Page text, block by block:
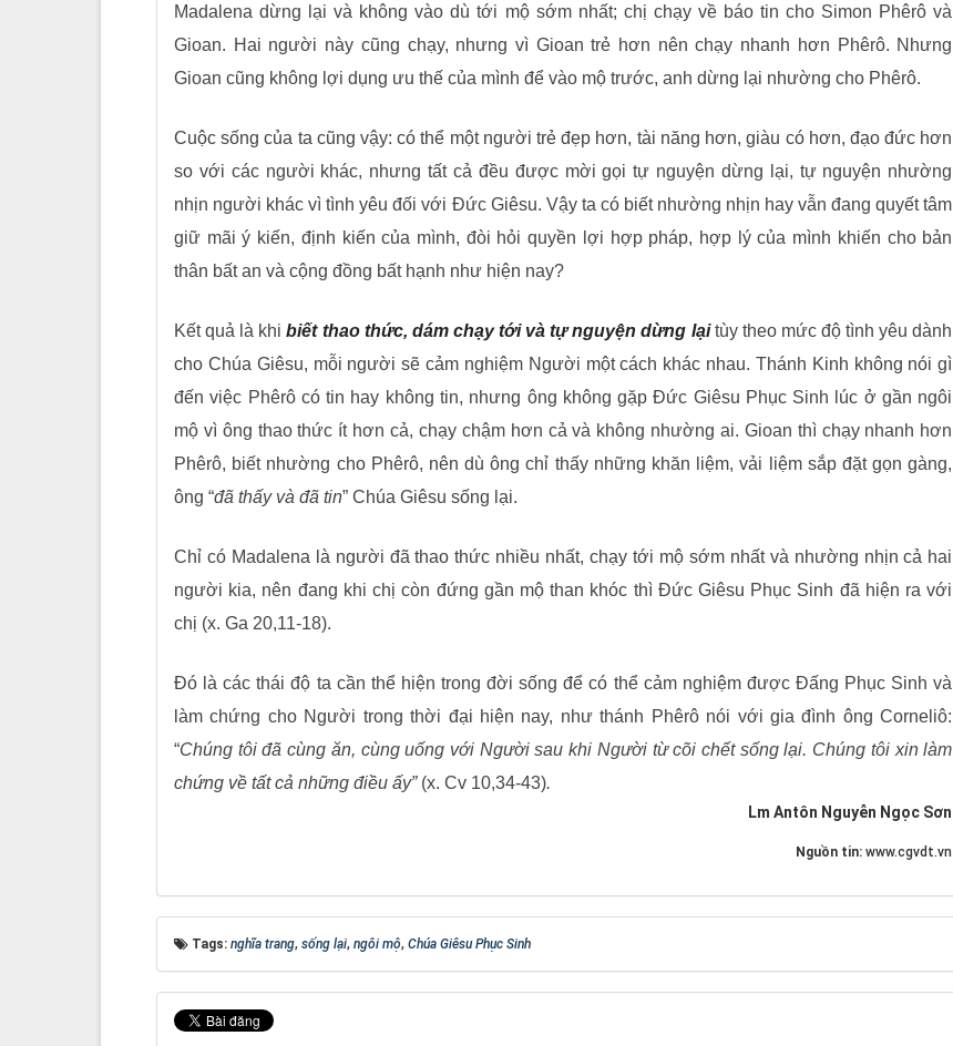
Madalena dừng lại và không vào dù tới mộ sớm nhất; chị chạy về báo tin cho Simon Phêrô và
Gioan. Hai người này cũng chạy, nhưng vì Gioan trẻ hơn nên chạy nhanh hơn Phêrô. Nhưng
Gioan cũng không lợi dụng ưu thế của mình để vào mộ trước, anh dừng lại nhường cho Phêrô.
Cuộc sống của ta cũng vậy: có thể một người trẻ đẹp hơn, tài năng hơn, giàu có hơn, đạo đức hơn
so với các người khác, nhưng tất cả đều được mời gọi tự nguyện dừng lại, tự nguyện nhường
nhịn người khác vì tình yêu đối với Đức Giêsu. Vậy ta có biết nhường nhịn hay vẫn đang quyết tâm
giữ mãi ý kiến, định kiến của mình, đòi hỏi quyền lợi hợp pháp, hợp lý của mình khiến cho bản
thân bất an và cộng đồng bất hạnh như hiện nay?
Kết quả là khibiết thao thức, dám chạy tới và tự nguyện dừng lạitùy theo mức độ tình yêu dành
cho Chúa Giêsu, mỗi người sẽ cảm nghiệm Người một cách khác nhau. Thánh Kinh không nói gì
đến việc Phêrô có tin hay không tin, nhưng ông không gặp Đức Giêsu Phục Sinh lúc ở gần ngôi
mộ vì ông thao thức ít hơn cả, chạy chậm hơn cả và không nhường ai. Gioan thì chạy nhanh hơn
Phêrô, biết nhường cho Phêrô, nên dù ông chỉ thấy những khăn liệm, vải liệm sắp đặt gọn gàng,
ông “đã thấy và đã tin” Chúa Giêsu sống lại.
Chỉ có Madalena là người đã thao thức nhiều nhất, chạy tới mộ sớm nhất và nhường nhịn cả hai
người kia, nên đang khi chị còn đứng gần mộ than khóc thì Đức Giêsu Phục Sinh đã hiện ra với
chị (x. Ga 20,11-18).
Đó là các thái độ ta cần thể hiện trong đời sống để có thể cảm nghiệm được Đấng Phục Sinh và
làm chứng cho Người trong thời đại hiện nay, như thánh Phêrô nói với gia đình ông Corneliô:
“Chúng tôi đã cùng ăn, cùng uống với Người sau khi Người từ cõi chết sống lại. Chúng tôi xin làm
chứng về tất cả những điều ấy”(x. Cv 10,34-43).
Lm Antôn Nguyễn Ngọc Sơn
Nguồn tin:www.cgvdt.vn
Tags: nghĩa trang, sống lại, ngôi mộ, Chúa Giêsu Phục Sinh